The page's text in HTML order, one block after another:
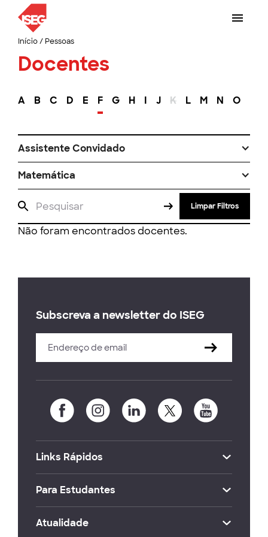
Início/ Pessoas
Docentes
A B C D E F G H I J K L M N O
Assistente Convidado
Matemática
Limpar Filtros
Não foram encontrados docentes.
Subscreva a newsletter do ISEG
Links Rápidos
Para Estudantes
Atualidade